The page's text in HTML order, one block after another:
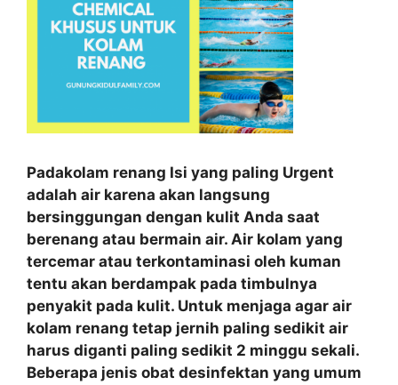
Padakolam renang Isi yang paling Urgent
adalah air karena akan langsung
bersinggungan dengan kulit Anda saat
berenang atau bermain air. Air kolam yang
tercemar atau terkontaminasi oleh kuman
tentu akan berdampak pada timbulnya
penyakit pada kulit. Untuk menjaga agar air
kolam renang tetap jernih paling sedikit air
harus diganti paling sedikit 2 minggu sekali.
Beberapa jenis obat desinfektan yang umum